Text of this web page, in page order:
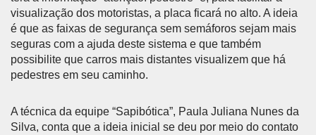
visualização dos motoristas, a placa ficará no alto. A ideia
é que as faixas de segurança sem semáforos sejam mais
seguras com a ajuda deste sistema e que também
possibilite que carros mais distantes visualizem que há
pedestres em seu caminho.
A técnica da equipe “Sapibótica”, Paula Juliana Nunes da
Silva, conta que a ideia inicial se deu por meio do contato